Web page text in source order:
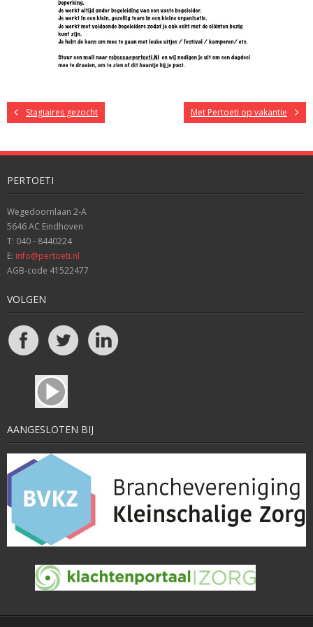
Stagiaires gezocht Met Pertoeti op vakantie
PERTOETI
Wegedoornlaan 2-A
5646 AC Eindhoven
T: 040 - 8440224
E: info@pertoeti.nl
AGB-code 41522477
VOLGEN
AANGESLOTEN BIJ